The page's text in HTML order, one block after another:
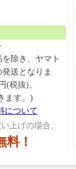
除き、ヤマト
送となりま
(税抜)。
ます。)
について
上げの場合、
料！